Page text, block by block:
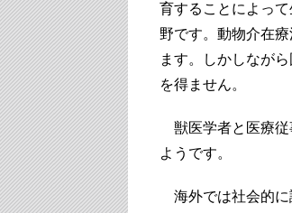
育することによっ
野です。動物介在
ます。しかしなが
を得ません。
獣医学者と医療従
ようです。
海外では社会的に